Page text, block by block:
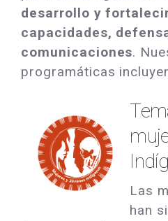
desarrollo y
capacidades,
comunicaciones.
programáticas
Las
han